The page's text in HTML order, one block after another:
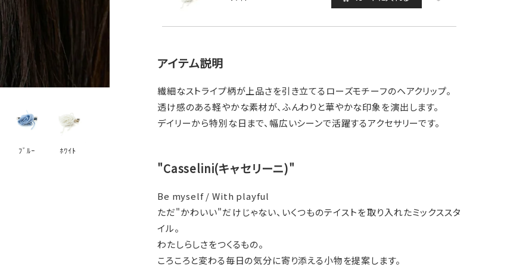
ﾌﾞﾙｰ ﾎﾜｲﾄ
アイテム説明
繊細なストライプ柄が上品さを引き立てるローズモチーフのヘアクリップ。
透け感のある軽やかな素材が、ふんわりと華やかな印象を演出します。
デイリーから特別な日まで、幅広いシーンで活躍するアクセサリーです。
"Casselini(キャセリーニ)"
Be myself / With playful
ただ"かわいい"だけじゃない、いくつものテイストを取り入れたミックススタ
イル。
わたしらしさをつくるもの。
ころころと変わる毎日の気分に寄り添える小物を提案します。